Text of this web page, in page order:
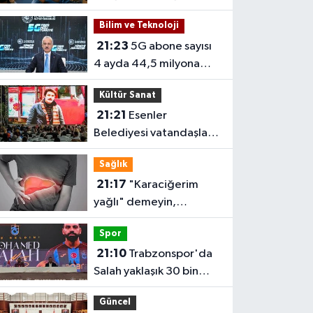
92,3 oldu
Bilim ve Teknoloji
21:23
4 ayda 44,5 milyona
ulaştı
Kültür Sanat
21:21
Belediyesi vatandaşları
yazlık sinemada
buluşturuyor
Sağlık
21:17
yağlı" demeyin,
önlemini alın
Spor
21:10Trabzonspor'da
Salah yaklaşık 30 bin
taraftar önünde imza
attı
Güncel